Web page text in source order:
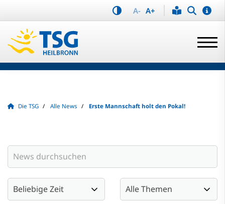
A- A+
Die TSG Alle News Erste Mannschaft holt den Pokal!